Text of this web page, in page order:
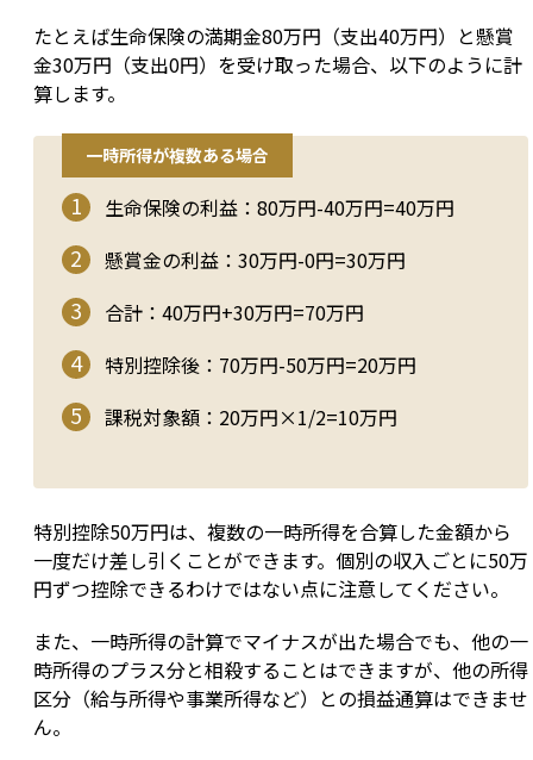
たとえば生命保険の満期金80万円（支出40万円）と懸賞
金30万円（支出0円）を受け取った場合、以下のように計
算します。
一時所得が複数ある場合
生命保険の利益：80万円-40万円=40万円
懸賞金の利益：30万円-0円=30万円
合計：40万円+30万円=70万円
特別控除後：70万円-50万円=20万円
課税対象額：20万円×1/2=10万円
特別控除50万円は、複数の一時所得を合算した金額から
一度だけ差し引くことができます。個別の収入ごとに50万
円ずつ控除できるわけではない点に注意してください。
また、一時所得の計算でマイナスが出た場合でも、他の一
時所得のプラス分と相殺することはできますが、他の所得
区分（給与所得や事業所得など）との損益通算はできませ
ん。